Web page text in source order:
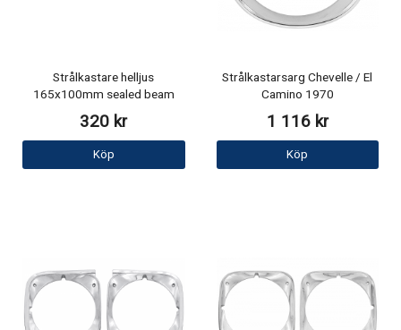
Strålkastare helljus
165x100mm sealed beam
320 kr
Köp
Strålkastarsarg Chevelle / El
Camino 1970
1 116 kr
Köp